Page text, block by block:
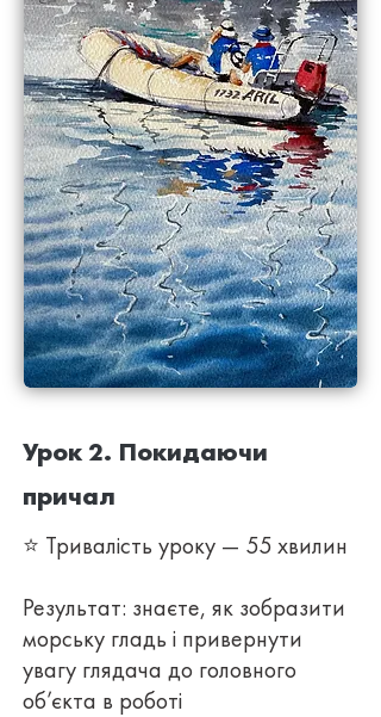
Урок 2. Покидаючи
причал
⭐ Тривалість уроку — 55 хвилин
Результат: знаєте, як зобразити
морську гладь і привернути
увагу глядача до головного
об’єкта в роботі